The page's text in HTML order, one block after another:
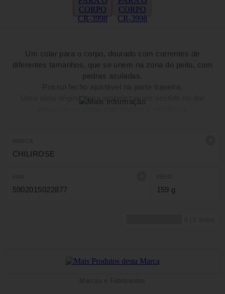
Um colar para o corpo, dourado com correntes de
diferentes tamanhos, que se unem na zona do peito, com
pedras azuladas.
Possui fecho ajustável na parte traseira.
Uma ideia original para embelezar um vestido ou dar
destaque ao corpo com classe e elegância.
CHILIROSE
5902015022877 159 g